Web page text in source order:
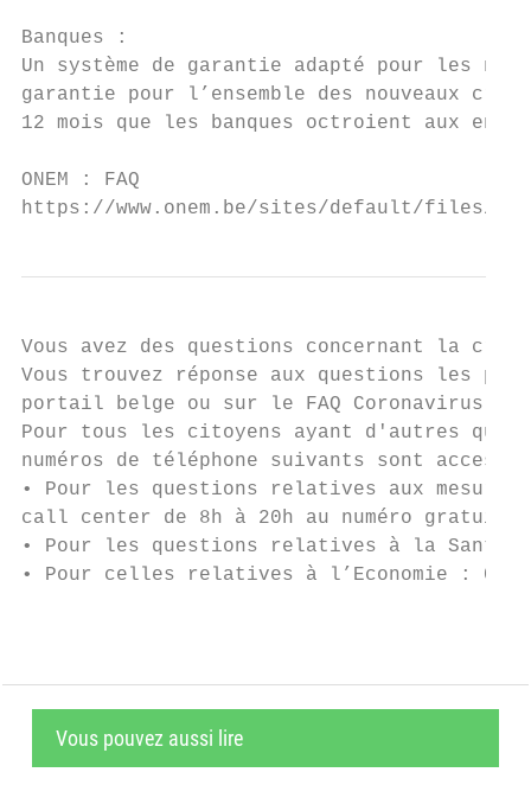
Banques :
Un système de garantie adapté pour les
garantie pour l’ensemble des nouveaux
12 mois que les banques octroient aux
ONEM : FAQ
https://www.onem.be/sites/default/files/
Vous avez des questions concernant la
Vous trouvez réponse aux questions les
portail belge ou sur le FAQ Coronavirus
Pour tous les citoyens ayant d'autres
numéros de téléphone suivants sont
• Pour les questions relatives aux
call center de 8h à 20h au numéro gratuit
• Pour les questions relatives à la Santé
• Pour celles relatives à l’Economie :
Vous pouvez aussi lire